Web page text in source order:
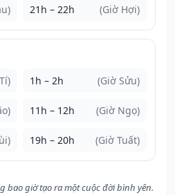
21h – 22h (Giờ Hợi)
1h – 2h (Giờ Sửu)
11h – 12h (Giờ Ngọ)
19h – 20h (Giờ Tuất)
bao giờ tạo ra một cuộc đời bình yên.